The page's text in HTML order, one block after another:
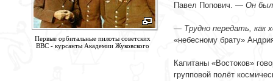
Первые орбитальные пилоты советских
ВВС - курсанты Академии Жуковского
Павел Попович. — Он был
— Трудно передать, как
«небесному брату»
Капитаны «Востоков»
групповой полёт